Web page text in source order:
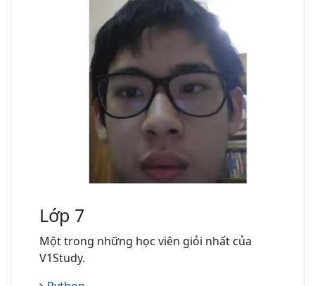
Lớp 7
Một trong những học viên giỏi nhất của
V1Study.